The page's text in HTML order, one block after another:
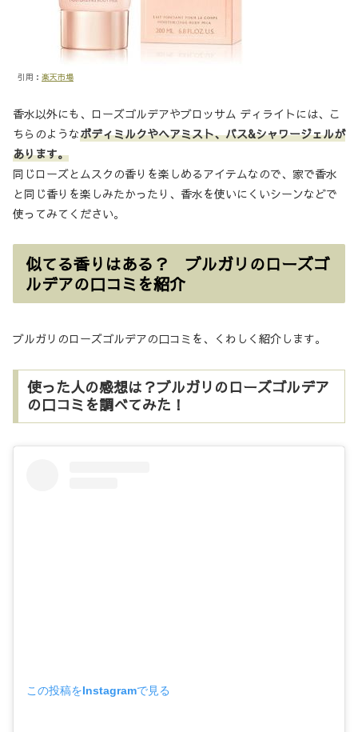
引用： 楽天市場
香水以外にも、ローズゴルデアやブロッサム ディライトには、こ
ちらのようなボディミルクやヘアミスト、バス&シャワージェルが
あります。
同じローズとムスクの香りを楽しめるアイテムなので、家で香水
と同じ香りを楽しみたかったり、香水を使いにくいシーンなどで
使ってみてください。
似てる香りはある？ ブルガリのローズゴ
ルデアの口コミを紹介
ブルガリのローズゴルデアの口コミを、くわしく紹介します。
使った人の感想は？ブルガリのローズゴルデア
の口コミを調べてみた！
この投稿をInstagramで見る